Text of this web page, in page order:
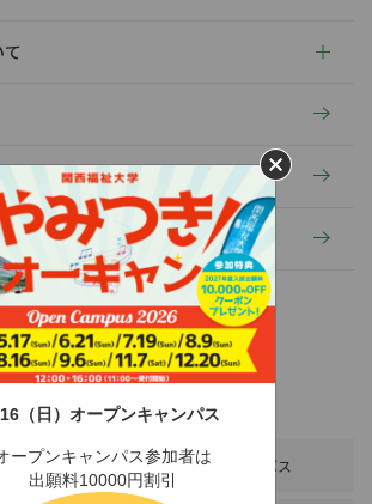
（日）オープンキャンパス
ープンキャンパス参加者は
出願料10000円割引
0255 兵庫県赤穂市新田380-3
スクールバス